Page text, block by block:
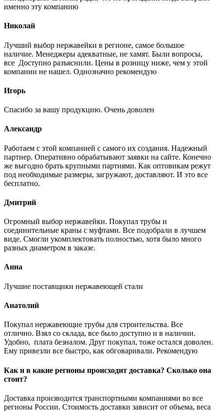
именно эту компанию
Николай
Лучший выбор нержавейки в регионе, самое большое
наличие. Менеджеры адекватные, не хамят. Были вопросы,
все Доступно разъяснили. Цены в розницу ниже, чем у этой
компании не нашел. Однозначно рекомендую
Игорь
Спасибо за вашу продукцию. Очень доволен
Александр
Работаем с этой компанией с самого их создания. Надежный
партнер. Оперативно обрабатывают заявки на сайте. Конечно
же выгодно брать крупными партиями. Как оптовикам режут
под необходимые размеры, загружают, доставляют. И это все
бесплатно.
Дмитрий
Огромный выбор нержавейки. Покупал трубы и
соединительные краны с муфтами. Все подобрали в лучшем
виде. Смогли укомплектовать полностью, хотя было много
разных диаметром в заказе.
Анна
Лучшие поставщики нержавеющей стали
Анатолий
Покупал нержавеющие трубы для строительства. Все
отлично. Взял со склада, все было доступно и в наличии.
Удобно, плата безналом. Друг покупал, тоже остался доволен.
Ему привезли все быстро, как обговаривали. Рекомендую
Как и в какие регионы происходит доставка? Сколько она
стоит?
Доставка производится транспортными компаниями во все
регионы России. Стоимость доставки зависит от объема, веса